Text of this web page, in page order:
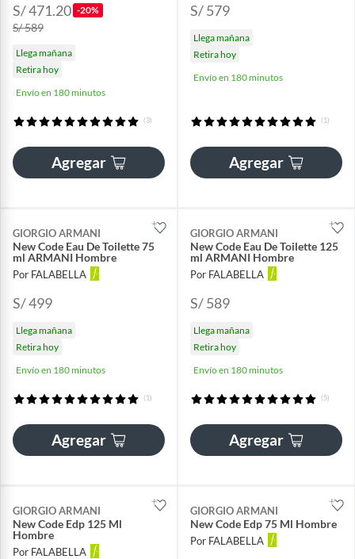
S/ 471.20 -20%
S/ 589
Llega mañana
Retira hoy
Envío en 180 minutos
(3)
Agregar
S/ 579
Llega mañana
Retira hoy
Envío en 180 minutos
(1)
Agregar
GIORGIO ARMANI
New Code Eau De Toilette 75
ml ARMANI Hombre
Por FALABELLA
S/ 499
Llega mañana
Retira hoy
Envío en 180 minutos
(1)
Agregar
GIORGIO ARMANI
New Code Eau De Toilette 125
ml ARMANI Hombre
Por FALABELLA
S/ 589
Llega mañana
Retira hoy
Envío en 180 minutos
(5)
Agregar
GIORGIO ARMANI
New Code Edp 125 Ml
Hombre
Por FALABELLA
GIORGIO ARMANI
New Code Edp 75 Ml Hombre
Por FALABELLA